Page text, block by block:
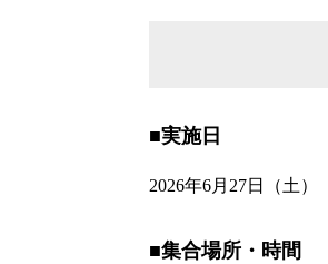
■実施日
2026年6月27日（土）
■集合場所・時間